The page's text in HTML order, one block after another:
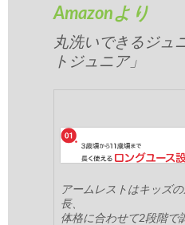
Amazonより
丸洗いできるジュ
トジュニア」
アームレストはキッズ
長、
体格に合わせて2段階で